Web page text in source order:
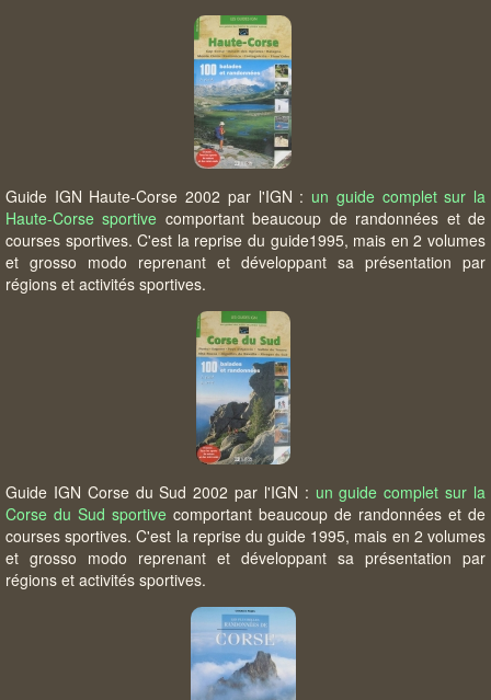
Guide IGN Haute-Corse 2002 par l'IGN : un guide complet sur la
Haute-Corse sportive comportant beaucoup de randonnées et de
courses sportives. C'est la reprise du guide1995, mais en 2 volumes
et grosso modo reprenant et développant sa présentation par
régions et activités sportives.
Guide IGN Corse du Sud 2002 par l'IGN : un guide complet sur la
Corse du Sud sportive comportant beaucoup de randonnées et de
courses sportives. C'est la reprise du guide 1995, mais en 2 volumes
et grosso modo reprenant et développant sa présentation par
régions et activités sportives.